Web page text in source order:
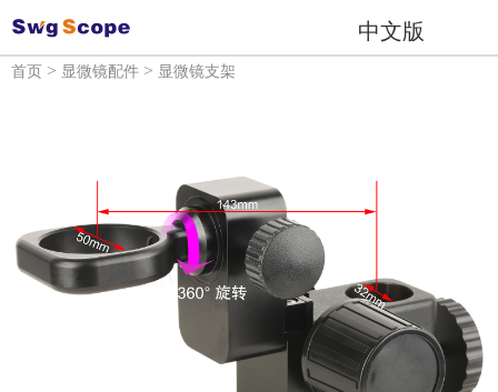
中文版
首页 > 显微镜配件 > 显微镜支架